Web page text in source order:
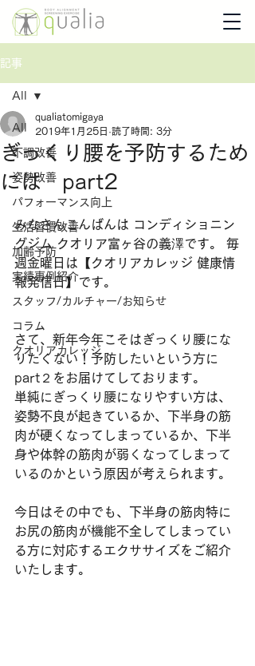
記事
All
不調改善
姿勢改善
パフォーマンス向上
生活習慣改善
加齢予防
実績事例紹介
スタッフ/カルチャー/お知らせ
コラム
クオリアカレッジ
All
ぎっくり腰を予防するため
には part2
qualiatomigaya
2019年1月25日 読了時間: 3分
みなさんこんばんは コンディショニン
グジム クオリア富ヶ谷の義澤です。 毎
週金曜日は【クオリアカレッジ 健康情
報発信日】です。
さて、新年今年こそはぎっくり腰にな
りたくない！予防したいという方に
part２をお届けてしております。
単純にぎっくり腰になりやすい方は、
姿勢不良が起きているか、下半身の筋
肉が硬くなってしまっているか、下半
身や体幹の筋肉が弱くなってしまって
いるのかという原因が考えられます。
今日はその中でも、下半身の筋肉特に
お尻の筋肉が機能不全してしまってい
る方に対応するエクササイズをご紹介
いたします。